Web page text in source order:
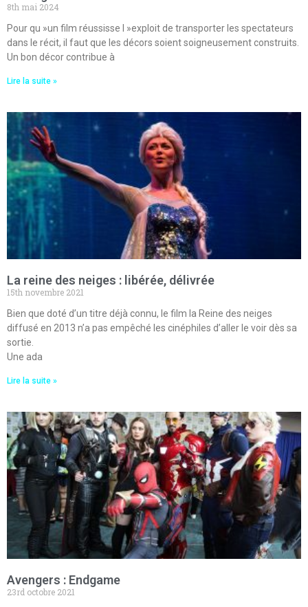
8th mai 2024
Pour qu »un film réussisse l »exploit de transporter les spectateurs
dans le récit, il faut que les décors soient soigneusement construits.
Un bon décor contribue à
Lire la suite »
La reine des neiges : libérée, délivrée
15th novembre 2021
Bien que doté d’un titre déjà connu, le film la Reine des neiges
diffusé en 2013 n’a pas empêché les cinéphiles d’aller le voir dès sa
sortie.
Une ada
Lire la suite »
Avengers : Endgame
23rd octobre 2021